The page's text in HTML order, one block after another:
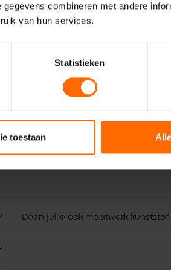
combineren met andere
van hun services.
Statistieken
toestaan
Bouwcenter
Doen jullie ook maatwerk kunststof